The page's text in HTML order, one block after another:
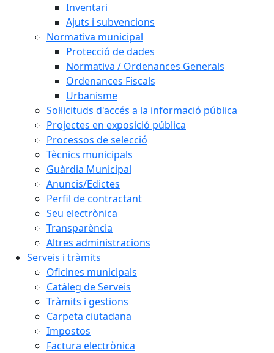
Inventari
Ajuts i subvencions
Normativa municipal
Protecció de dades
Normativa / Ordenances Generals
Ordenances Fiscals
Urbanisme
Sol·licituds d'accés a la informació pública
Projectes en exposició pública
Processos de selecció
Tècnics municipals
Guàrdia Municipal
Anuncis/Edictes
Perfil de contractant
Seu electrònica
Transparència
Altres administracions
Serveis i tràmits
Oficines municipals
Catàleg de Serveis
Tràmits i gestions
Carpeta ciutadana
Impostos
Factura electrònica